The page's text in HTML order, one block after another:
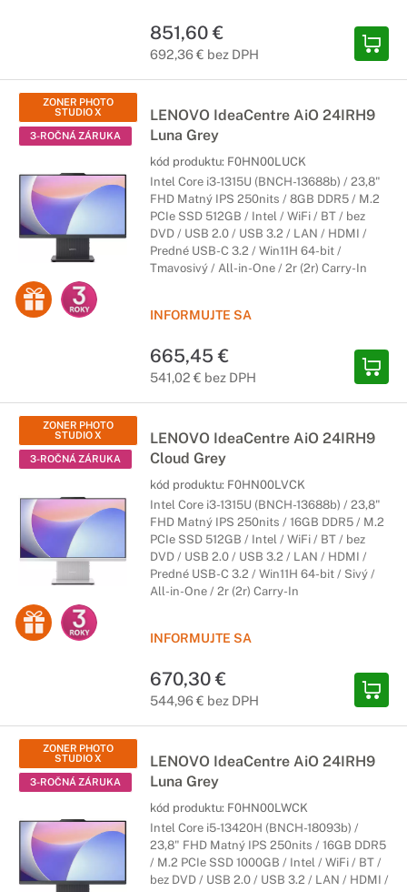
851,60 €
692,36 € bez DPH
ZONER PHOTO
STUDIO X
3-ROČNÁ ZÁRUKA
LENOVO IdeaCentre AiO 24IRH9
Luna Grey
kód produktu: F0HN00LUCK
Intel Core i3-1315U (BNCH-13688b) / 23,8"
FHD Matný IPS 250nits / 8GB DDR5 / M.2
PCIe SSD 512GB / Intel / WiFi / BT / bez
DVD / USB 2.0 / USB 3.2 / LAN / HDMI /
Predné USB-C 3.2 / Win11H 64-bit /
Tmavosivý / All-in-One / 2r (2r) Carry-In
INFORMUJTE SA
665,45 €
541,02 € bez DPH
ZONER PHOTO
STUDIO X
3-ROČNÁ ZÁRUKA
LENOVO IdeaCentre AiO 24IRH9
Cloud Grey
kód produktu: F0HN00LVCK
Intel Core i3-1315U (BNCH-13688b) / 23,8"
FHD Matný IPS 250nits / 16GB DDR5 / M.2
PCIe SSD 512GB / Intel / WiFi / BT / bez
DVD / USB 2.0 / USB 3.2 / LAN / HDMI /
Predné USB-C 3.2 / Win11H 64-bit / Sivý /
All-in-One / 2r (2r) Carry-In
INFORMUJTE SA
670,30 €
544,96 € bez DPH
ZONER PHOTO
STUDIO X
3-ROČNÁ ZÁRUKA
LENOVO IdeaCentre AiO 24IRH9
Luna Grey
kód produktu: F0HN00LWCK
Intel Core i5-13420H (BNCH-18093b) /
23,8" FHD Matný IPS 250nits / 16GB DDR5
/ M.2 PCIe SSD 1000GB / Intel / WiFi / BT /
bez DVD / USB 2.0 / USB 3.2 / LAN / HDMI /